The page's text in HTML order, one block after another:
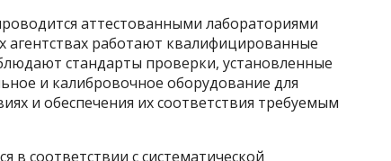
аттестованными лабораториями
агентствах работают квалифицированные
стандарты проверки, установленные
и калибровочное оборудование для
и обеспечения их соответствия требуемым
в соответствии с систематической